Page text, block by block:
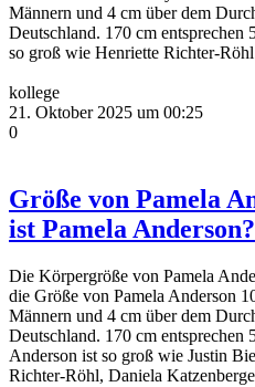
Männern und 4 cm über dem
Deutschland. 170 cm
so groß wie Henriette Richter-
kollege
21. Oktober 2025 um 00:25
0
Größe von Pamela
ist Pamela Anderson?
Die Körpergröße von Pamela
die Größe von Pamela Anderson
Männern und 4 cm über dem
Deutschland. 170 cm entsprechen
Anderson ist so groß wie Justin
Richter-Röhl, Daniela